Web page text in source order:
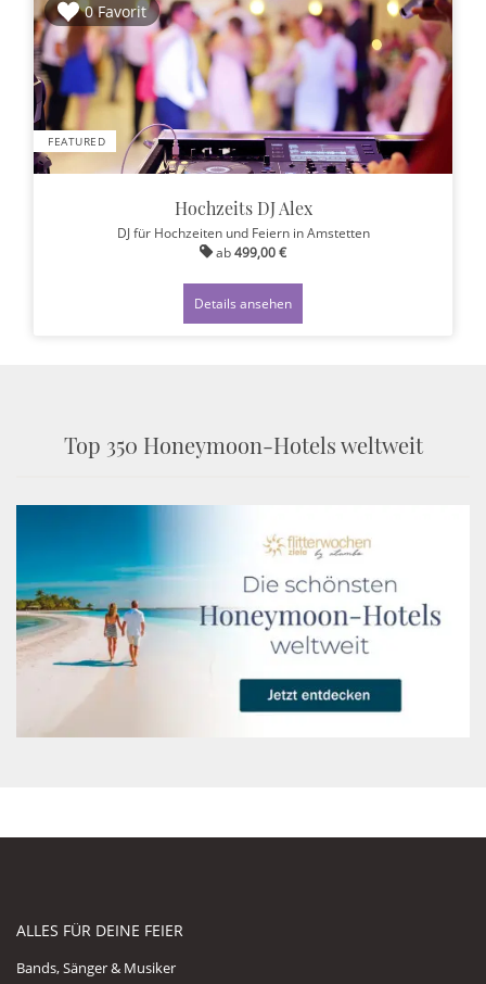
0 Favorit
FEATURED
Hochzeits DJ Alex
DJ für Hochzeiten und Feiern in Amstetten
ab499,00 €
Details ansehen
Top 350 Honeymoon-Hotels weltweit
ALLES FÜR DEINE FEIER
Bands, Sänger & Musiker